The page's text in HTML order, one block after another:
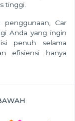
tinggi.
Car
Anda yang ingin
penuh selama
efisiensi hanya